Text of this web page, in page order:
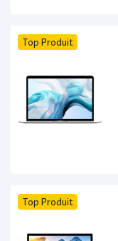
Top Produit
Top Produit